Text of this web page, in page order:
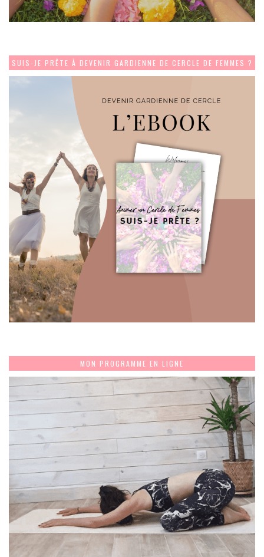
SUIS-JE PRÊTE À DEVENIR GARDIENNE DE CERCLE DE FEMMES ?
MON PROGRAMME EN LIGNE